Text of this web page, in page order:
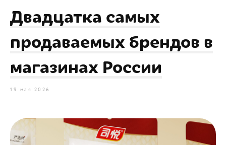
Двадцатка самых
продаваемых брендов в
магазинах России
19 мая 2026